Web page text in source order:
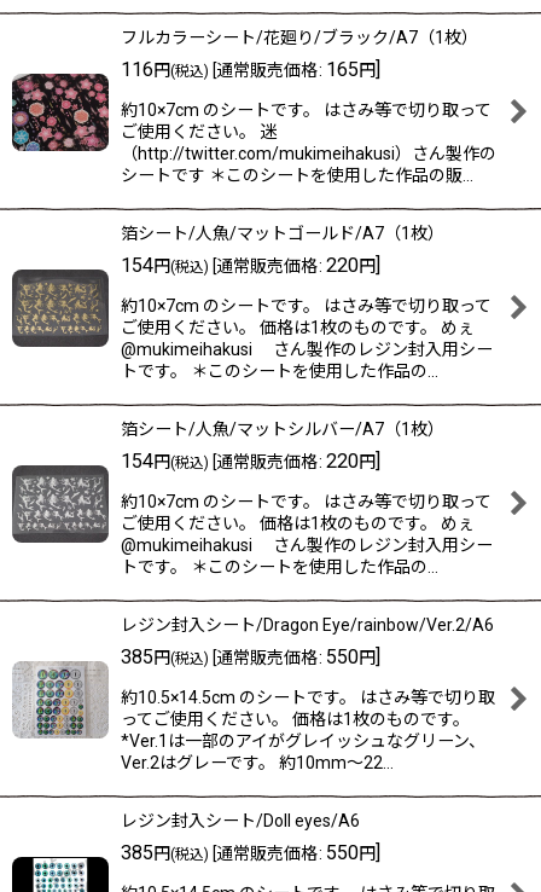
フルカラーシート/花廻り/ブラック/A7（1枚）
116円(税込) [通常販売価格: 165円]
約10×7cm のシートです。 はさみ等で切り取って
ご使用ください。 迷
（http://twitter.com/mukimeihakusi）さん製作の
シートです ＊このシートを使用した作品の販…
箔シート/人魚/マットゴールド/A7（1枚）
154円(税込) [通常販売価格: 220円]
約10×7cm のシートです。 はさみ等で切り取って
ご使用ください。 価格は1枚のものです。 めぇ
@mukimeihakusi さん製作のレジン封入用シー
トです。 ＊このシートを使用した作品の…
箔シート/人魚/マットシルバー/A7（1枚）
154円(税込) [通常販売価格: 220円]
約10×7cm のシートです。 はさみ等で切り取って
ご使用ください。 価格は1枚のものです。 めぇ
@mukimeihakusi さん製作のレジン封入用シー
トです。 ＊このシートを使用した作品の…
レジン封入シート/Dragon Eye/rainbow/Ver.2/A6
385円(税込) [通常販売価格: 550円]
約10.5×14.5cm のシートです。 はさみ等で切り取
ってご使用ください。 価格は1枚のものです。
*Ver.1は一部のアイがグレイッシュなグリーン、
Ver.2はグレーです。 約10mm〜22…
レジン封入シート/Doll eyes/A6
385円(税込) [通常販売価格: 550円]